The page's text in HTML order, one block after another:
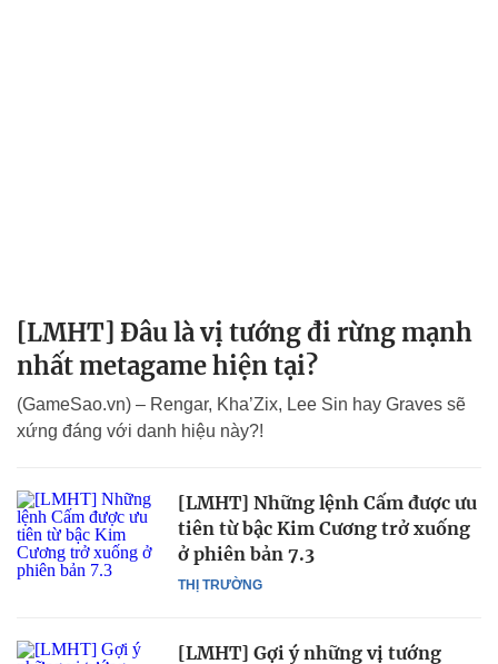
[LMHT] Đâu là vị tướng đi rừng mạnh
nhất metagame hiện tại?
(GameSao.vn) – Rengar, Kha’Zix, Lee Sin hay Graves sẽ
xứng đáng với danh hiệu này?!
THỊ TRƯỜNG
[LMHT] Những lệnh Cấm được ưu
tiên từ bậc Kim Cương trở xuống
ở phiên bản 7.3
[LMHT] Gợi ý những vị tướng